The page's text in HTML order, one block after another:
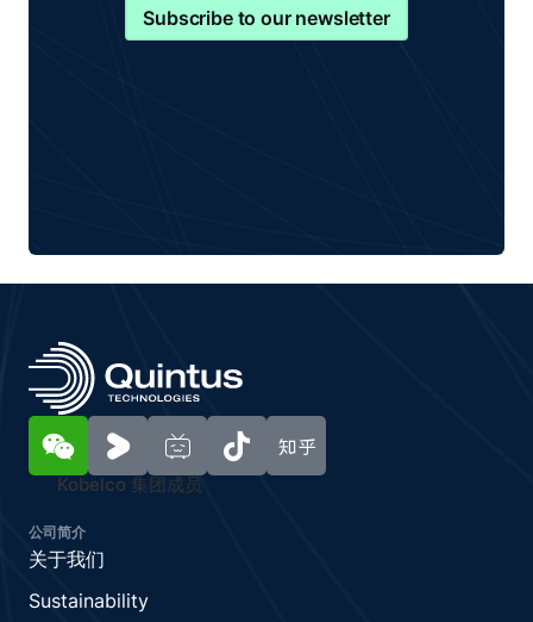
Subscribe to our newsletter
Kobelco 集团成员
公司简介
关于我们
Sustainability